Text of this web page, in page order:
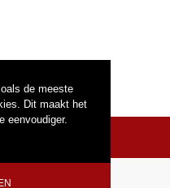
de meeste
Dit maakt het
eenvoudiger.